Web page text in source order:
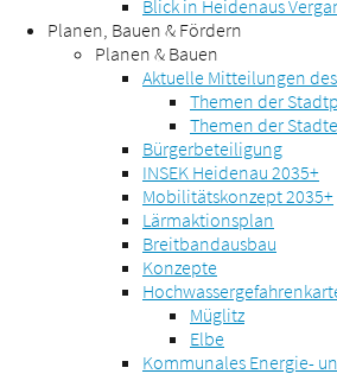
Blick in Heidenaus
Planen, Bauen & Fördern
Planen & Bauen
Aktuelle Mitteilungen
Themen der
Themen der
Bürgerbeteiligung
INSEK Heidenau 2035+
Mobilitätskonzept 2035+
Lärmaktionsplan
Breitbandausbau
Konzepte
Müglitz
Elbe
Kommunales Energie-